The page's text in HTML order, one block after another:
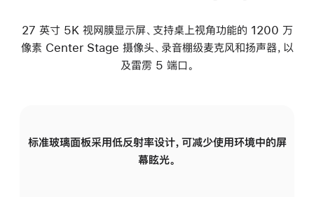
27 英寸 5K 视网膜显示屏、支持桌上视角功能的 1200 万
像素 Center Stage 摄像头、录音棚级麦克风和扬声器，以
及雷雳 5 端口。
标准玻璃面板采用低反射率设计，可减少使用环境中的屏
幕眩光。